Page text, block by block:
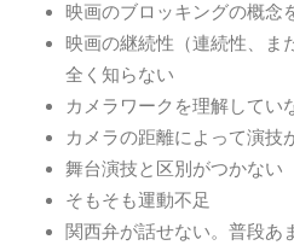
映画のブロッキングの概念
映画の継続性（連続性、ま
全く知らない
カメラワークを理解してい
カメラの距離によって演技
舞台演技と区別がつかない
そもそも運動不足
関西弁が話せない。普段あ